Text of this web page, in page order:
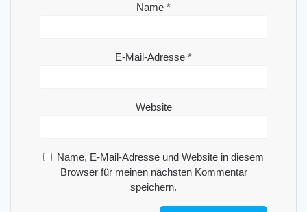
Name *
E-Mail-Adresse *
Website
Name, E-Mail-Adresse und Website in diesem
Browser für meinen nächsten Kommentar
speichern.